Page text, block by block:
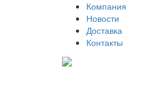
Компания
Новости
Доставка
Контакты